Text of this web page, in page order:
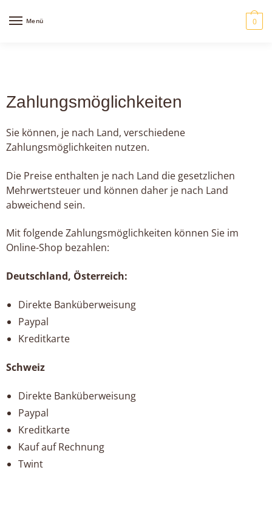
Menü 0
Zahlungsmöglichkeiten
Sie können, je nach Land, verschiedene
Zahlungsmöglichkeiten nutzen.
Die Preise enthalten je nach Land die gesetzlichen
Mehrwertsteuer und können daher je nach Land
abweichend sein.
Mit folgende Zahlungsmöglichkeiten können Sie im
Online-Shop bezahlen:
Deutschland, Österreich:
Direkte Banküberweisung
Paypal
Kreditkarte
Schweiz
Direkte Banküberweisung
Paypal
Kreditkarte
Kauf auf Rechnung
Twint